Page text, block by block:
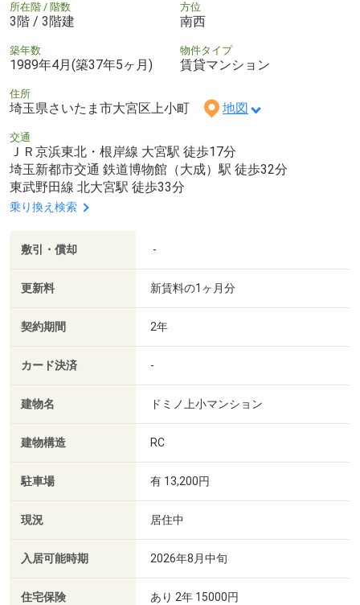
所在階 / 階数
3階 / 3階建
方位
南西
築年数
1989年4月(築37年5ヶ月)
物件タイプ
賃貸マンション
住所
埼玉県さいたま市大宮区上小町 地図
交通
ＪＲ京浜東北・根岸線 大宮駅 徒歩17分
埼玉新都市交通 鉄道博物館（大成）駅 徒歩32分
東武野田線 北大宮駅 徒歩33分
乗り換え検索
敷引・償却 -
更新料 新賃料の1ヶ月分
契約期間 2年
カード決済 -
建物名 ドミノ上小マンション
建物構造 RC
駐車場 有 13,200円
現況 居住中
入居可能時期 2026年8月中旬
住宅保険 あり 2年 15000円